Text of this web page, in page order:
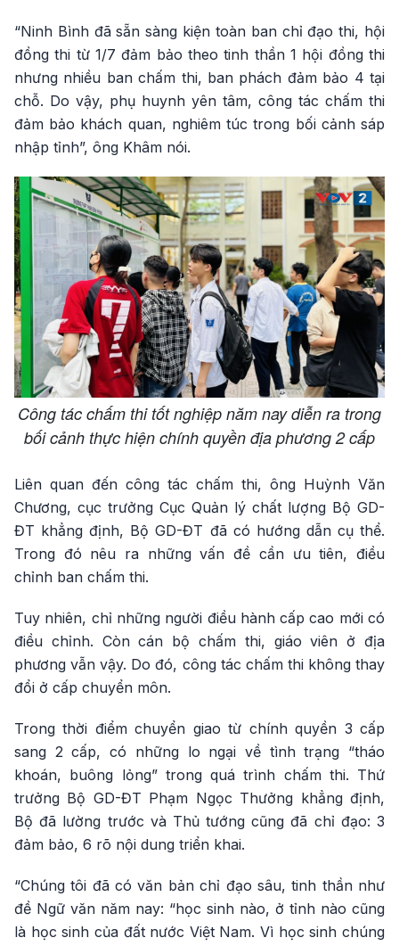
“Ninh Bình đã sẵn sàng kiện toàn ban chỉ đạo thi, hội
đồng thi từ 1/7 đảm bảo theo tinh thần 1 hội đồng thi
nhưng nhiều ban chấm thi, ban phách đảm bảo 4 tại
chỗ. Do vậy, phụ huynh yên tâm, công tác chấm thi
đảm bảo khách quan, nghiêm túc trong bối cảnh sáp
nhập tỉnh”, ông Khâm nói.
Công tác chấm thi tốt nghiệp năm nay diễn ra trong
bối cảnh thực hiện chính quyền địa phương 2 cấp
Liên quan đến công tác chấm thi, ông Huỳnh Văn
Chương, cục trưởng Cục Quản lý chất lượng Bộ GD-
ĐT khẳng định, Bộ GD-ĐT đã có hướng dẫn cụ thể.
Trong đó nêu ra những vấn đề cần ưu tiên, điều
chỉnh ban chấm thi.
Tuy nhiên, chỉ những người điều hành cấp cao mới có
điều chỉnh. Còn cán bộ chấm thi, giáo viên ở địa
phương vẫn vậy. Do đó, công tác chấm thi không thay
đổi ở cấp chuyển môn.
Trong thời điểm chuyển giao từ chính quyền 3 cấp
sang 2 cấp, có những lo ngại về tình trạng “tháo
khoán, buông lỏng” trong quá trình chấm thi. Thứ
trưởng Bộ GD-ĐT Phạm Ngọc Thưởng khẳng định,
Bộ đã lường trước và Thủ tướng cũng đã chỉ đạo: 3
đảm bảo, 6 rõ nội dung triển khai.
“Chúng tôi đã có văn bản chỉ đạo sâu, tinh thần như
đề Ngữ văn năm nay: “học sinh nào, ở tỉnh nào cũng
là học sinh của đất nước Việt Nam. Vì học sinh chúng